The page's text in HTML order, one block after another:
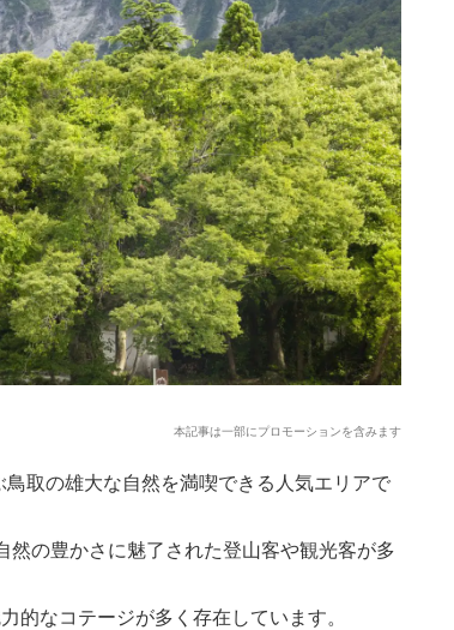
本記事は一部にプロモーションを含みます
取の雄大な自然を満喫できる人気エリアで
然の豊かさに魅了された登山客や観光客が多
的なコテージが多く存在しています。